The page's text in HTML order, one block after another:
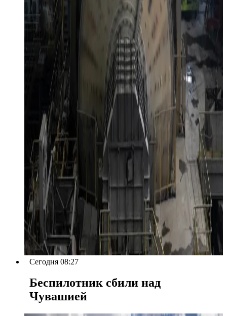
Сегодня 08:27
Беспилотник сбили над
Чувашией